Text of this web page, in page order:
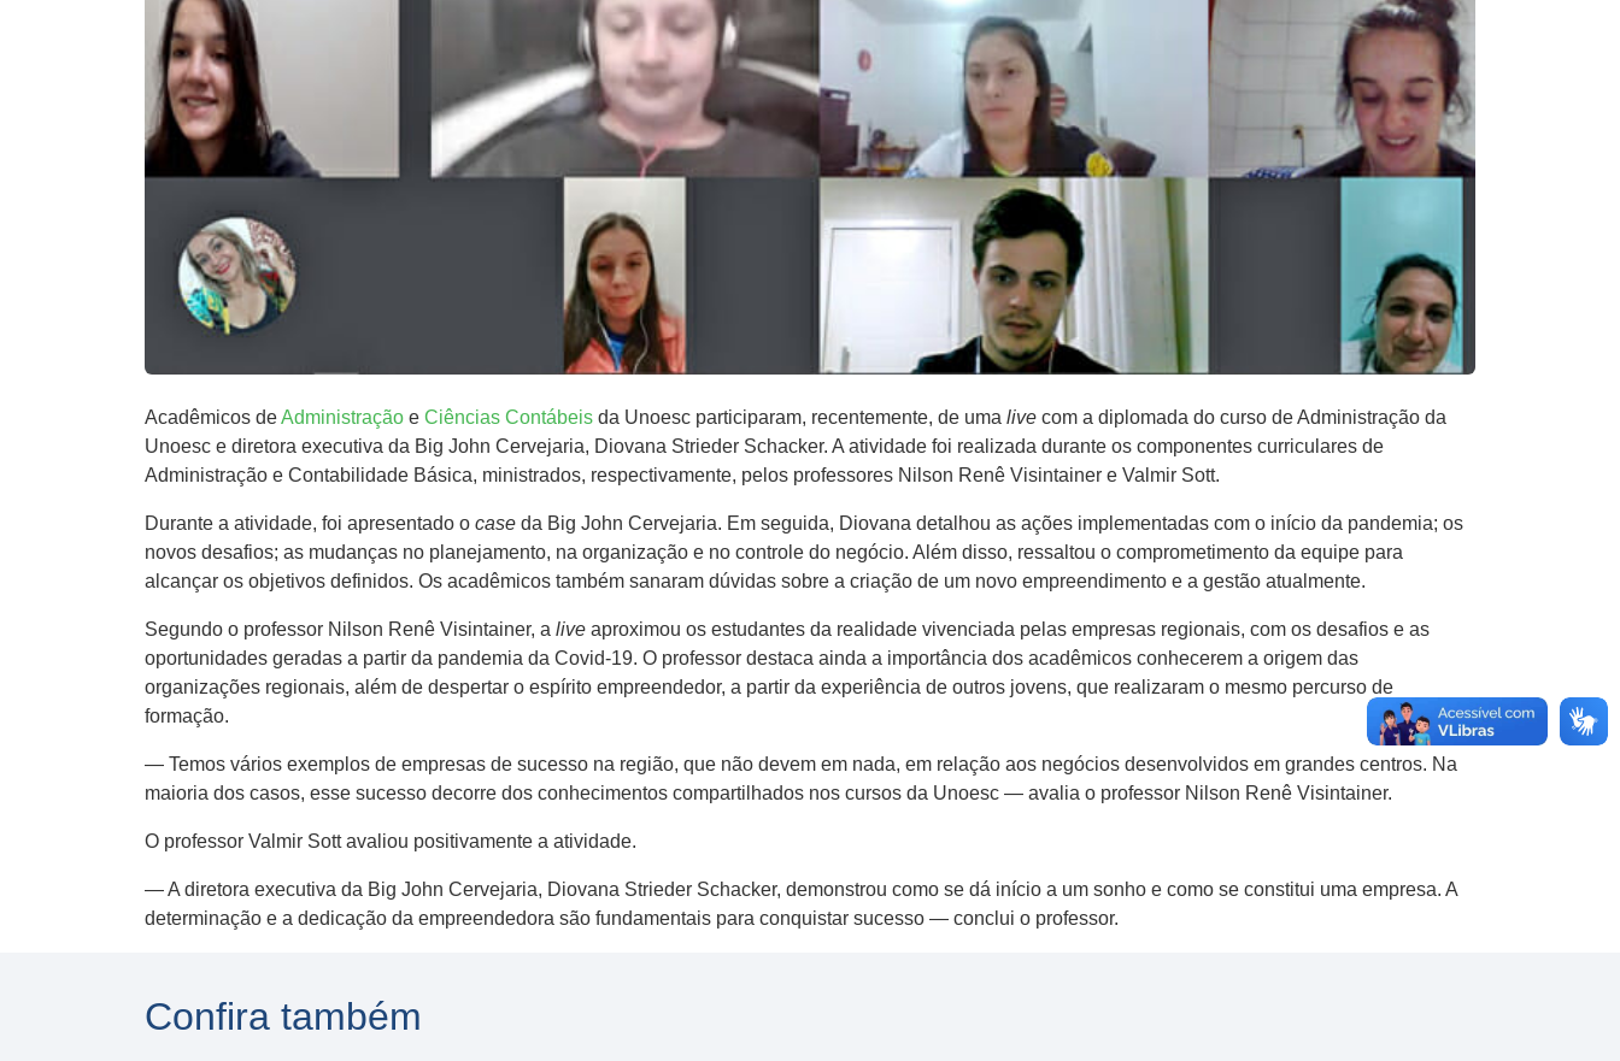
Acadêmicos deAdministração e Ciências Contábeis da Unoesc participaram, recentemente, de uma live com a diplomada do curso de Administração da
Unoesc e diretora executiva da Big John Cervejaria, Diovana Strieder Schacker. A atividade foi realizada durante os componentes curriculares de
Administração e Contabilidade Básica, ministrados, respectivamente, pelos professores Nilson Renê Visintainer e Valmir Sott.
Durante a atividade, foi apresentado o case da Big John Cervejaria. Em seguida, Diovana detalhou as ações implementadas com o início da pandemia; os
novos desafios; as mudanças no planejamento, na organização e no controle do negócio. Além disso, ressaltou o comprometimento da equipe para
alcançar os objetivos definidos. Os acadêmicos também sanaram dúvidas sobre a criação de um novo empreendimento e a gestão atualmente.
Segundo o professor Nilson Renê Visintainer, a live aproximou os estudantes da realidade vivenciada pelas empresas regionais, com os desafios e as
oportunidades geradas a partir da pandemia da Covid-19. O professor destaca ainda a importância dos acadêmicos conhecerem a origem das
organizações regionais, além de despertar o espírito empreendedor, a partir da experiência de outros jovens, que realizaram o mesmo percurso de
formação.
— Temos vários exemplos de empresas de sucesso na região, que não devem em nada, em relação aos negócios desenvolvidos em grandes centros. Na
maioria dos casos, esse sucesso decorre dos conhecimentos compartilhados nos cursos da Unoesc — avalia o professor Nilson Renê Visintainer.
O professor Valmir Sott avaliou positivamente a atividade.
— A diretora executiva da Big John Cervejaria, Diovana Strieder Schacker, demonstrou como se dá início a um sonho e como se constitui uma empresa. A
determinação e a dedicação da empreendedora são fundamentais para conquistar sucesso — conclui o professor.
Confira também